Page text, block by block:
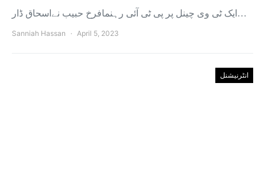
ایک ٹی وی چینل پر پی ٹی آئی رہنمافرخ حبیب نےاسحاق ڈار…
Sanniah Hassan April 5, 2023
انٹرنیشنل